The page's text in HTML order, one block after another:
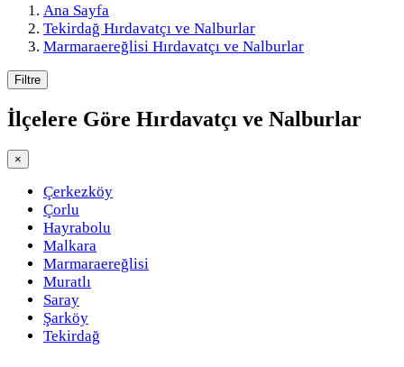
Ana Sayfa
Tekirdağ Hırdavatçı ve Nalburlar
Marmaraereğlisi Hırdavatçı ve Nalburlar
Filtre
İlçelere Göre Hırdavatçı ve Nalburlar
×
Çerkezköy
Çorlu
Hayrabolu
Malkara
Marmaraereğlisi
Muratlı
Saray
Şarköy
Tekirdağ